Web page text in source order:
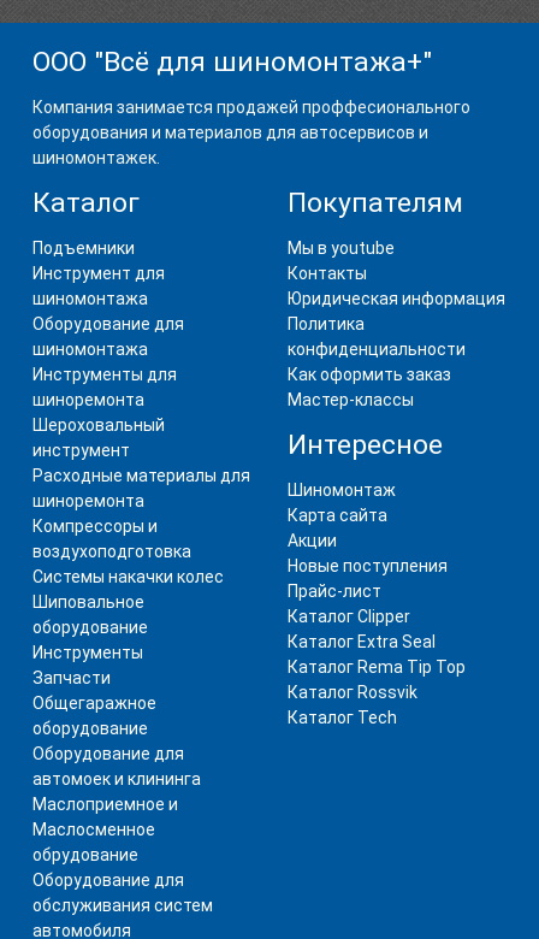
ООО "Всё для шиномонтажа+"
Компания занимается продажей проффесионального
оборудования и материалов для автосервисов и
шиномонтажек.
Каталог
Подъемники
Инструмент для
шиномонтажа
Оборудование для
шиномонтажа
Инструменты для
шиноремонта
Шероховальный
инструмент
Расходные материалы для
шиноремонта
Компрессоры и
воздухоподготовка
Системы накачки колес
Шиповальное
оборудование
Инструменты
Запчасти
Общегаражное
оборудование
Оборудование для
автомоек и клининга
Маслоприемное и
Маслосменное
обрудование
Оборудование для
обслуживания систем
автомобиля
Покупателям
Мы в youtube
Контакты
Юридическая информация
Политика
конфиденциальности
Как оформить заказ
Мастер-классы
Интересное
Шиномонтаж
Карта сайта
Акции
Новые поступления
Прайс-лист
Каталог Clipper
Каталог Extra Seal
Каталог Rema Tip Top
Каталог Rossvik
Каталог Tech